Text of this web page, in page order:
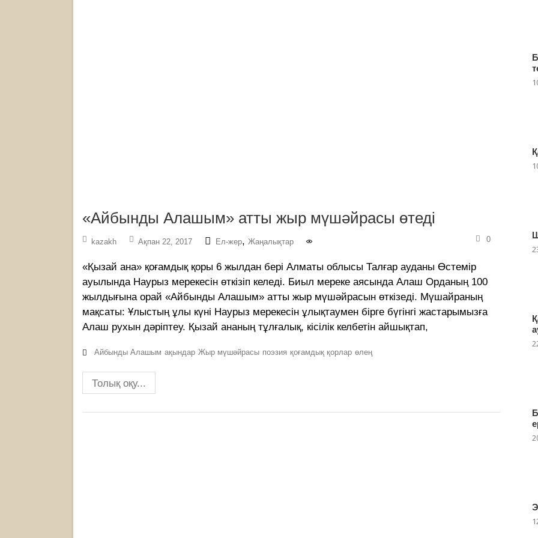
«Айбынды Алашым» атты жыр мүшәйрасы өтеді
kazakh Ақпан 22, 2017 Ел-жер, Жаңалықтар 0
«Қызай ана» қоғамдық қоры 6 жылдан бері Алматы облысы Талғар ауданы Өстемір
ауылында Наурыз мерекесін өткізіп келеді. Биыл мереке аясында Алаш Орданың 100
жылдығына орай «Айбынды Алашым» атты жыр мүшәйрасын өткізеді. Мүшайраның
мақсаты: Ұлыстың ұлы күні Наурыз мерекесін ұлықтаумен бірге бүгінгі жастарымызға
Алаш рухын дәріптеу. Қызай ананың тұлғалық, кісілік келбетін айшықтап,
Айбынды Алашым ақындар Жыр мүшәйрасы поэзия қоғамдық қорлар өлең
Толық оқу...